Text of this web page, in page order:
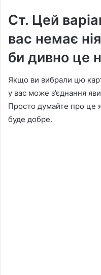
Ст. Цей
вас немає
би дивно це
Якщо ви вибрали цю
у вас може з’єднання
Просто думайте про це
буде добре.